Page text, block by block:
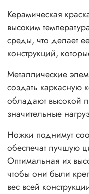
Керамическая
высоким
среды, что делает
конструкций,
Металлические
создать каркасную
обладают высокой
значительные
Ножки поднимут
обеспечат лучшую
Оптимальная их
чтобы они были
вес всей